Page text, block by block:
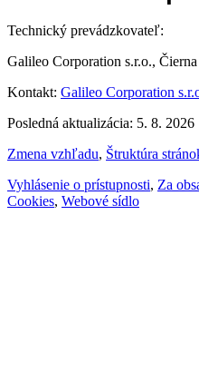
Technický prevádzkovateľ:
Galileo Corporation s.r.o.,
Kontakt: Galileo Corporation
Posledná aktualizácia: 5. 8. 2026
Zmena vzhľadu, Štruktúra
Vyhlásenie o prístupnosti, Za
Cookies, Webové sídlo